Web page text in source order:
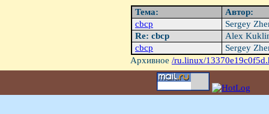
Тема:
Автор:
cbcp
Sergey
Re: cbcp
Alex
cbcp
Sergey
Архивное /ru.linux/